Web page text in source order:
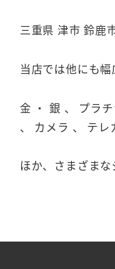
三重県 津市 鈴鹿
当店では他にも
金 ・ 銀 、 プラ
、 カメラ 、 テ
ほか、さまざまな